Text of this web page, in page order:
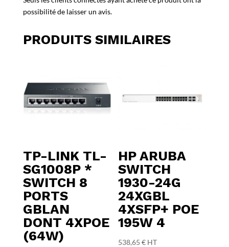
possibilité de laisser un avis.
PRODUITS SIMILAIRES
TP-LINK TL-
SG1008P *
SWITCH 8
PORTS
GBLAN
DONT 4XPOE
(64W)
HP ARUBA
SWITCH
1930-24G
24XGBL
4XSFP+ POE
195W 4
538,65€ HT